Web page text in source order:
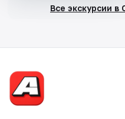
Все экскурсии в